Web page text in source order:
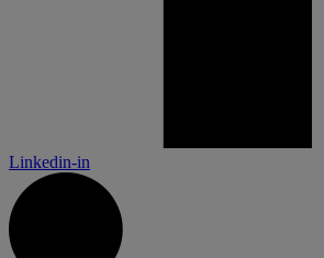
Linkedin-in